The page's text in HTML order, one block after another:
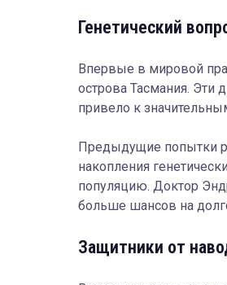
Генетический
Впервые в мировой
острова Тасмания. Эти
привело к
Предыдущие попытки
накопления
популяцию. Доктор
больше шансов на
Защитники от